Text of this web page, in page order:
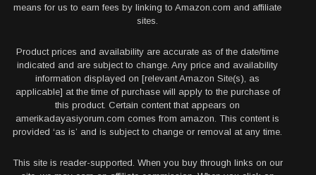
means for us to earn fees by linking to Amazon.com and affiliate
sites.
Product prices and availability are accurate as of the date/time
indicated and are subject to change. Any price and availability
information displayed on [relevant Amazon Site(s), as
applicable] at the time of purchase will apply to the purchase of
this product. Certain content that appears on
amerikadayasiyorum.com comes from amazon. This content is
provided ‘as is’ and is subject to change or removal at any time.
This site is reader-supported. When you buy through links on our